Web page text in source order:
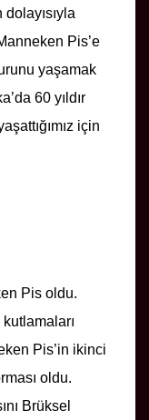
Pis’e
yaşamak
60 yıldır
için
Pis oldu.
Pis’in ikinci
oldu.
Brüksel